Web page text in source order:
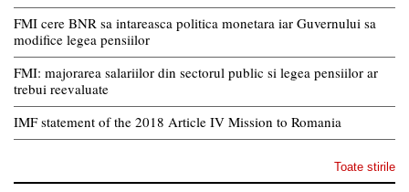
FMI cere BNR sa intareasca politica monetara iar Guvernului sa
modifice legea pensiilor
FMI: majorarea salariilor din sectorul public si legea pensiilor ar
trebui reevaluate
IMF statement of the 2018 Article IV Mission to Romania
Toate stirile